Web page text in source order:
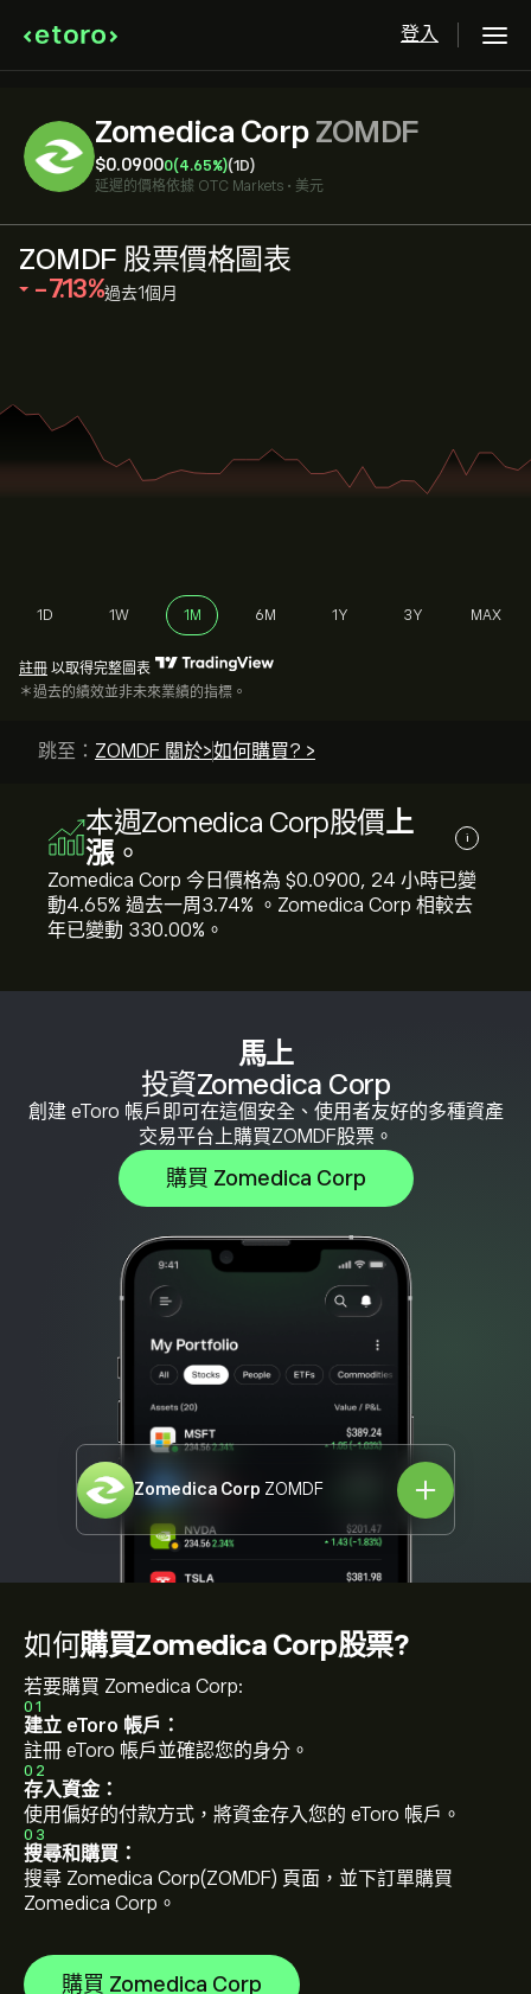
登入
Zomedica Corp ZOMDF
‎$‎0.09000(4.65%)(1D)
延遲的價格依據 OTC Markets • 美元
馬上
投資Zomedica Corp
創建 eToro 帳戶即可在這個安全、使用者友好的多種資產
交易平台上購買ZOMDF股票。
購買 Zomedica Corp
Zomedica Corp ZOMDF
ZOMDF 股票價格圖表
‎-7.13‎ 過去1個月
1D 1W 1M 6M 1Y 3Y MAX
註冊 以取得完整圖表
＊過去的績效並非未來業績的指標。
跳至： ZOMDF 關於>如何購買? >
本週Zomedica Corp股價上
漲。 i
Zomedica Corp 今日價格為 ‎$‎0.0900, 24 小時已變
動‎4.65‎% 過去一周‎3.74‎% 。Zomedica Corp 相較去
年已變動 ‎330.00‎%。
如何購買Zomedica Corp股票?
若要購買 Zomedica Corp:
01
建立 eToro 帳戶：
註冊 eToro 帳戶並確認您的身分。
02
存入資金：
使用偏好的付款方式，將資金存入您的 eToro 帳戶。
03
搜尋和購買：
搜尋 Zomedica Corp(ZOMDF) 頁面，並下訂單購買
Zomedica Corp。
購買 Zomedica Corp